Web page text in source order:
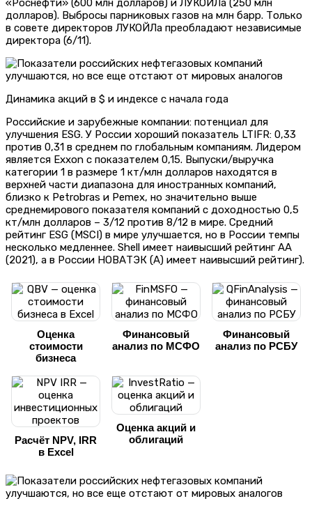
«Роснефти» (600 млн долларов) и ЛУКОЙЛа (250 млн
долларов). Выбросы парниковых газов на млн барр. Только
в совете директоров ЛУКОЙЛа преобладают независимые
директора (6/11).
Динамика акций в $ и индексе с начала года
Российские и зарубежные компании: потенциал для
улучшения ESG. У России хороший показатель LTIFR: 0,33
против 0,31 в среднем по глобальным компаниям. Лидером
является Exxon с показателем 0,15. Выпуски/выручка
категории 1 в размере 1 кт/млн долларов находятся в
верхней части диапазона для иностранных компаний,
близко к Petrobras и Pemex, но значительно выше
среднемирового показателя компаний с доходностью 0,5
кт/млн долларов – 3/12 против 8/12 в мире. Средний
рейтинг ESG (MSCI) в мире улучшается, но в России темпы
несколько медленнее. Shell имеет наивысший рейтинг AA
(2021), а в России НОВАТЭК (A) имеет наивысший рейтинг).
Оценка
стоимости
бизнеса
Финансовый
анализ по МСФО
Финансовый
анализ по РСБУ
Расчёт NPV, IRR
в Excel
Оценка акций и
облигаций